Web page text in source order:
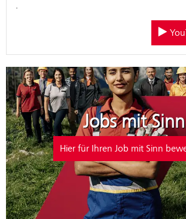
Jobs mit Sinn
Hier für Ihren Job mit Sinn